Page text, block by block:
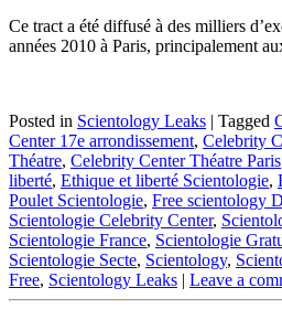
Ce tract a été diffusé à des milliers
années 2010 à Paris, principalement
Posted in Scientology Leaks | Tagged
Center 17e arrondissement, Celebrity
Théatre, Celebrity Center Théatre Paris
liberté, Ethique et liberté Scientologie,
Poulet Scientologie, Free scientology
Scientologie Celebrity Center,
Scientologie France, Scientologie
Scientologie Secte, Scientology,
Free, Scientology Leaks | Leave a